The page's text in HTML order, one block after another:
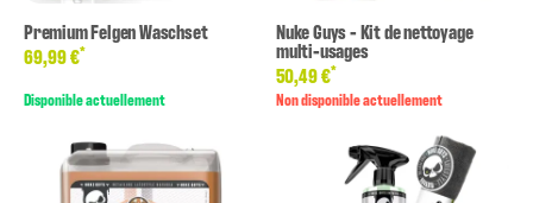
Premium Felgen Waschset
69,99 €*
Disponible actuellement
Nuke Guys - Kit de nettoyage
multi-usages
50,49 €*
Non disponible actuellement